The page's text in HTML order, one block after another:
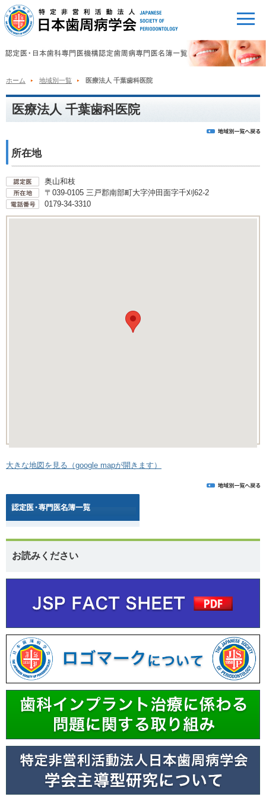
ホーム 地域別一覧 医療法人 千葉歯科医院
医療法人 千葉歯科医院
所在地
奥山和枝
〒039-0105 三戸郡南部町大字沖田面字千刈62-2
0179-34-3310
大きな地図を見る（google mapが開きます）
お読みください